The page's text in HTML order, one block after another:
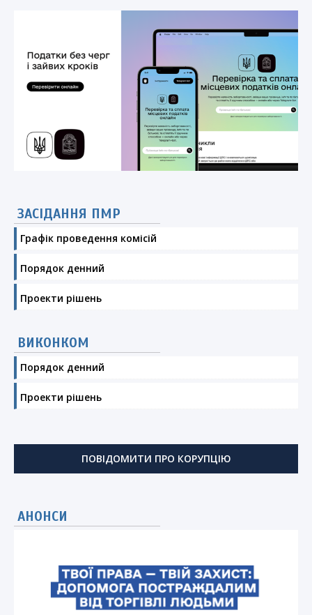
ЗАСІДАННЯ ПМР
Графік проведення комісій
Порядок денний
Проекти рішень
ВИКОНКОМ
Порядок денний
Проекти рішень
ПОВІДОМИТИ ПРО КОРУПЦІЮ
АНОНСИ